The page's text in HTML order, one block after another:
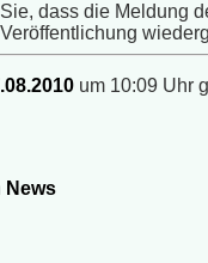
dass die Meldung
um 10:09 Uhr
News